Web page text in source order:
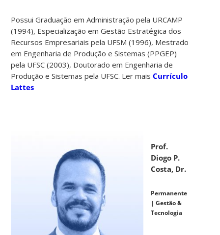
Possui Graduação em Administração pela URCAMP
(1994), Especialização em Gestão Estratégica dos
Recursos Empresariais pela UFSM (1996), Mestrado
em Engenharia de Produção e Sistemas (PPGEP)
pela UFSC (2003), Doutorado em Engenharia de
Produção e Sistemas pela UFSC. Ler maisCurrículo
Lattes
Prof.
Diogo P.
Costa, Dr.
Permanente
| Gestão &
Tecnologia